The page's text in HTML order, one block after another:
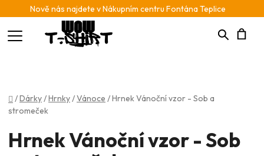
Nově nás najdete v Nákupním centru Fontána Teplice
Hledat
Domů
/Dárky/Hrnky/Vánoce /Hrnek Vánoční vzor - Sob a
stromeček
Hrnek Vánoční vzor - Sob